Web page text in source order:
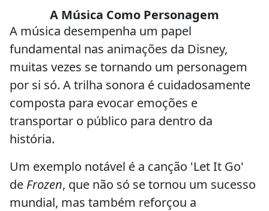
A Música Como Personagem
A música desempenha um papel
fundamental nas animações da Disney,
muitas vezes se tornando um personagem
por si só. A trilha sonora é cuidadosamente
composta para evocar emoções e
transportar o público para dentro da
história.
Um exemplo notável é a canção 'Let It Go'
de Frozen, que não só se tornou um sucesso
mundial, mas também reforçou a